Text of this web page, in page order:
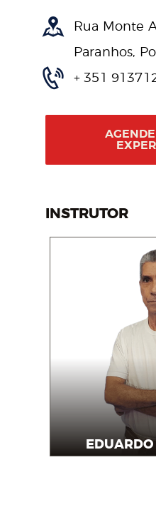
Rua Monte
Paranhos,
+ 351
INSTRUTOR